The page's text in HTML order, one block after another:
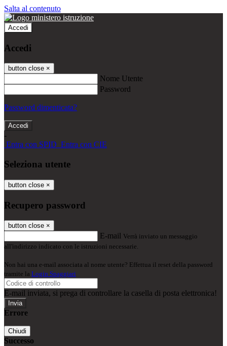
Salta al contenuto
Accedi
Accedi
button close ×
Nome Utente
Password
Password dimenticata?
-
Entra con SPID Entra con CIE
Seleziona utente
button close ×
Recupero password
button close ×
E-mail Verrà inviato un messaggio
all'indirizzo indicato con le istruzioni necessarie.
Non hai una e-mail associata al nome utente? Effettua il reset della password
tramite la Login Spaggiari
E-mail inviata, si prega di controllare la casella di posta elettronica!
Errore
Chiudi
Successo